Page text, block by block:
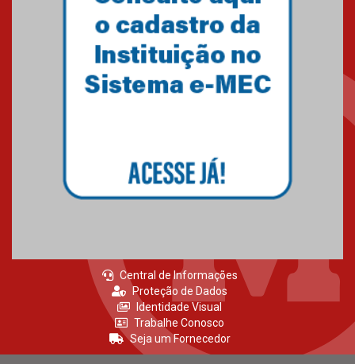
Central de Informações
Proteção de Dados
Identidade Visual
Trabalhe Conosco
Seja um Fornecedor